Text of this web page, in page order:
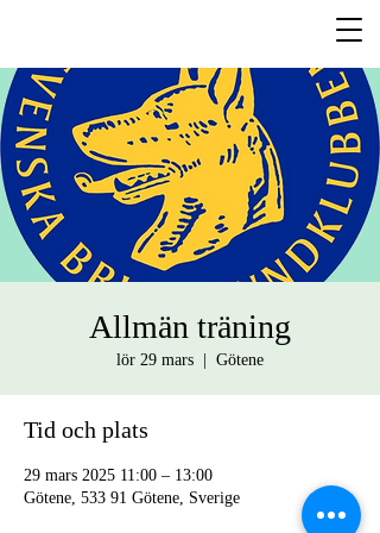
Allmän träning
lör 29 mars Götene
Tid och plats
29 mars 2025 11:00 – 13:00
Götene, 533 91 Götene, Sverige